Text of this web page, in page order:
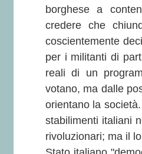
borghese a
credere che
coscientemente
per i militanti di
reali di un
votano, ma dalle
orientano la
stabilimenti italiani
rivoluzionari; ma il